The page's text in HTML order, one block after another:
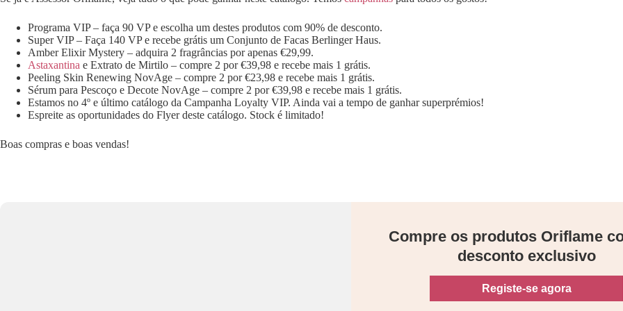
Programa VIP – faça 90 VP e escolha um destes produtos com 90% de desconto.
Super VIP – Faça 140 VP e recebe grátis um Conjunto de Facas Berlinger Haus.
Amber Elixir Mystery – adquira 2 fragrâncias por apenas €29,99.
Astaxantina e Extrato de Mirtilo – compre 2 por €39,98 e recebe mais 1 grátis.
Peeling Skin Renewing NovAge – compre 2 por €23,98 e recebe mais 1 grátis.
Sérum para Pescoço e Decote NovAge – compre 2 por €39,98 e recebe mais 1 grátis.
Estamos no 4º e último catálogo da Campanha Loyalty VIP. Ainda vai a tempo de ganhar superprémios!
Espreite as oportunidades do Flyer deste catálogo. Stock é limitado!
Boas compras e boas vendas!
Compre os produtos Oriflame
desconto exclusivo
Registe-se agora